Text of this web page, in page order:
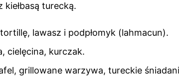
kiełbasą turecką.
lawasz i podpłomyk (lahmacun).
cielęcina, kurczak.
grillowane warzywa, tureckie